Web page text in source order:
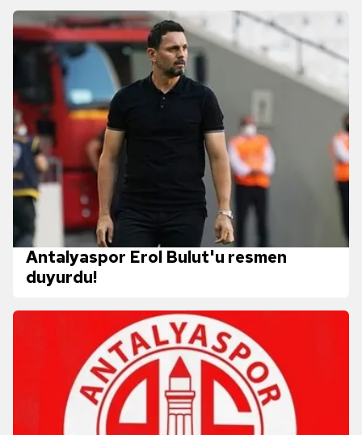
Antalyaspor Erol Bulut'u resmen
duyurdu!